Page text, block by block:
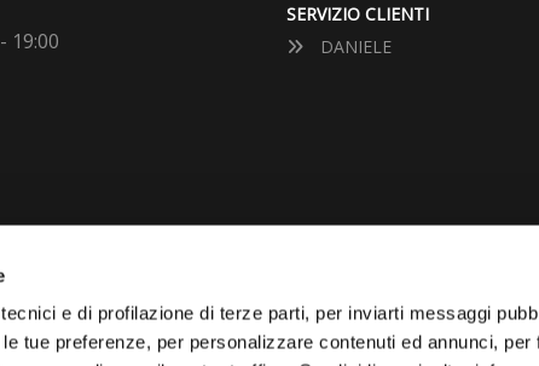
e di profilazione di terze parti, per inviarti messaggi
tue preferenze, per personalizzare contenuti ed annunci, per
19:00
SERVIZIO CLIENTI
DANIELE
VUOI VENDERE LA TUA